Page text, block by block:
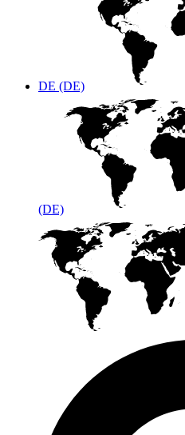
DE (DE)
(DE)